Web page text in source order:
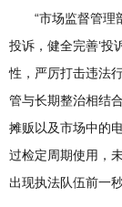
“市场监督管理部
投诉，健全完善‘投
性，严厉打击违法
管与长期整治相结
摊贩以及市场中的
过检定周期使用，
出现执法队伍前一